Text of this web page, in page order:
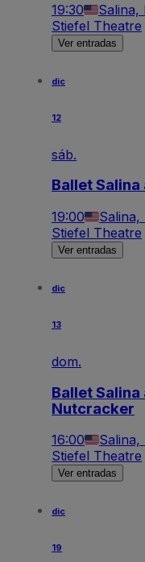
19:30 Salina,
Stiefel Theatre
Ver entradas
dic
12
sáb.
Ballet
19:00 Salina,
Stiefel Theatre
Ver entradas
dic
13
dom.
Ballet
Nutcracker
16:00 Salina,
Stiefel Theatre
Ver entradas
dic
19